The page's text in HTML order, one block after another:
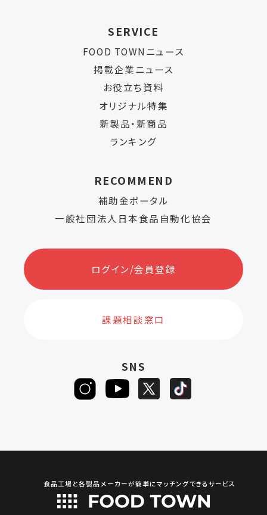
SERVICE
FOOD TOWNニュース
掲載企業ニュース
お役立ち資料
オリジナル特集
新製品・新商品
ランキング
RECOMMEND
補助金ポータル
一般社団法人日本食品自動化協会
ログイン/会員登録
課題相談窓口
SNS
食品工場と各製品メーカーが簡単にマッチングできるサービス